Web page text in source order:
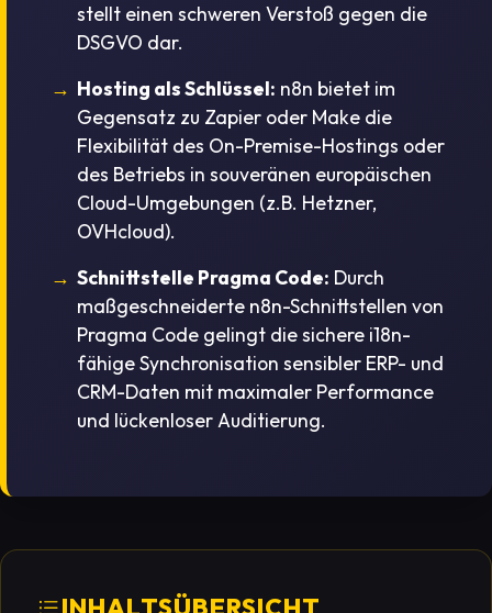
stellt einen schweren Verstoß gegen die
DSGVO dar.
Hosting als Schlüssel: n8n bietet im
Gegensatz zu Zapier oder Make die
Flexibilität des On-Premise-Hostings oder
des Betriebs in souveränen europäischen
Cloud-Umgebungen (z.B. Hetzner,
OVHcloud).
Schnittstelle Pragma Code: Durch
maßgeschneiderte n8n-Schnittstellen von
Pragma Code gelingt die sichere i18n-
fähige Synchronisation sensibler ERP- und
CRM-Daten mit maximaler Performance
und lückenloser Auditierung.